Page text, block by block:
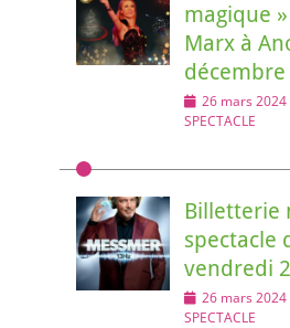
magique
Marx à
décembre
Posted
on
26 mars 2024
SPECTACLE
Billetterie
spectacle
vendredi
Posted
on
26 mars 2024
SPECTACLE